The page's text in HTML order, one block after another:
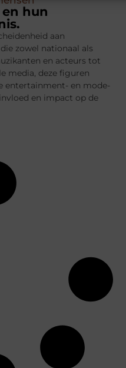
hun
aan
zowel nationaal als
en acteurs tot
media, deze figuren
entertainment- en mode-
en impact op de